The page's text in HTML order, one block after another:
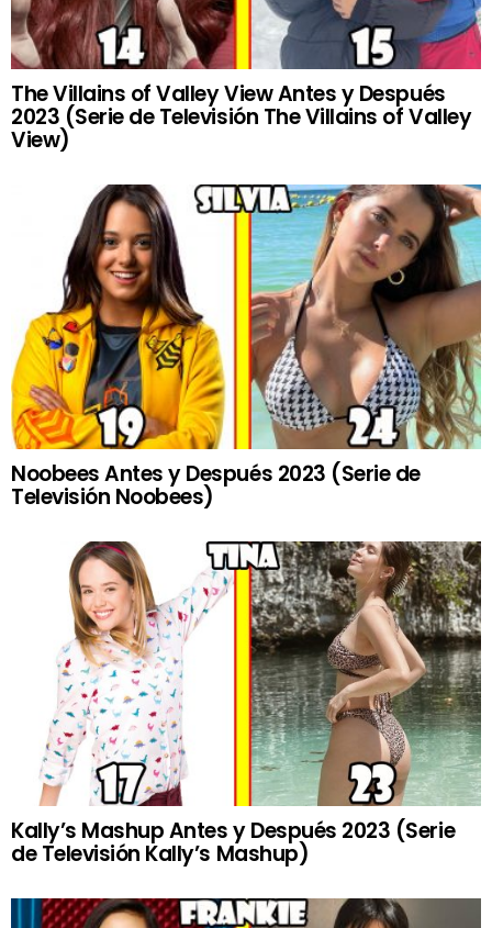
The Villains of Valley View Antes y Después
2023 (Serie de Televisión The Villains of Valley
View)
Noobees Antes y Después 2023 (Serie de
Televisión Noobees)
Kally’s Mashup Antes y Después 2023 (Serie
de Televisión Kally’s Mashup)